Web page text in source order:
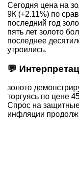
Сегодня цена на
9К (+2.11%) по
последний год
пять лет золото
последнее
утроились.
💬
золото
торгуясь по цене
Спрос на
инфляции